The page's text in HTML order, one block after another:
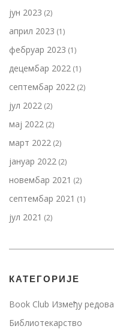
јун 2023 (2)
април 2023 (1)
фебруар 2023 (1)
децембар 2022 (1)
септембар 2022 (2)
јул 2022 (2)
мај 2022 (2)
март 2022 (2)
јануар 2022 (2)
новембар 2021 (2)
септембар 2021 (1)
јул 2021 (2)
КАТЕГОРИЈЕ
Book Club Између редова
Библиотекарство